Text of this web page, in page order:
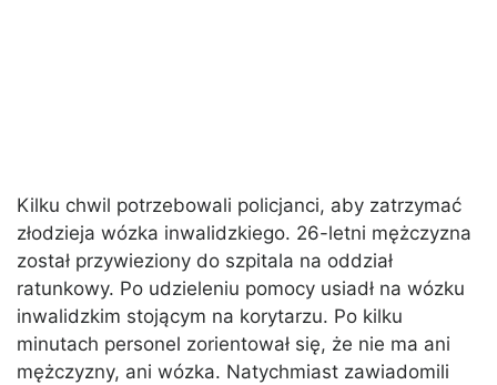
Kilku chwil potrzebowali policjanci, aby zatrzymać
złodzieja wózka inwalidzkiego. 26-letni mężczyzna
został przywieziony do szpitala na oddział
ratunkowy. Po udzieleniu pomocy usiadł na wózku
inwalidzkim stojącym na korytarzu. Po kilku
minutach personel zorientował się, że nie ma ani
mężczyzny, ani wózka. Natychmiast zawiadomili